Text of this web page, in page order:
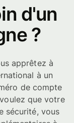
d'un
?
apprêtez à
à un
de compte
que votre
sécurité, vous